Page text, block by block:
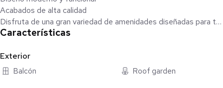
Acabados de alta calidad
Disfruta de una gran variedad de amenidades diseñadas para tu
bienestar y comodidad.
mayor plusvalía de la ciudad.
Cuenta con 75m2 habitables y en total 86m2.
Características
Exterior
Balcón Roof garden